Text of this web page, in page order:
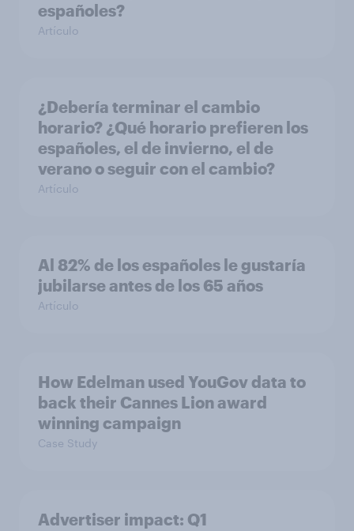
españoles?
Artículo
¿Debería terminar el cambio
horario? ¿Qué horario prefieren los
españoles, el de invierno, el de
verano o seguir con el cambio?
Artículo
Al 82% de los españoles le gustaría
jubilarse antes de los 65 años
Artículo
How Edelman used YouGov data to
back their Cannes Lion award
winning campaign
Case Study
Advertiser impact: Q1